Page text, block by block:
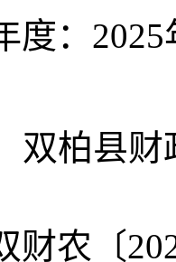
： 2025
双柏县
财农〔